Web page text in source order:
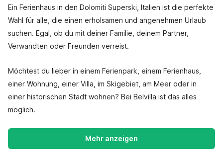
Ein Ferienhaus in den Dolomiti Superski, Italien ist die perfekte
Wahl für alle, die einen erholsamen und angenehmen Urlaub
suchen. Egal, ob du mit deiner Familie, deinem Partner,
Verwandten oder Freunden verreist.
Möchtest du lieber in einem Ferienpark, einem Ferienhaus,
einer Wohnung, einer Villa, im Skigebiet, am Meer oder in
einer historischen Stadt wohnen? Bei Belvilla ist das alles
möglich.
Mehr anzeigen